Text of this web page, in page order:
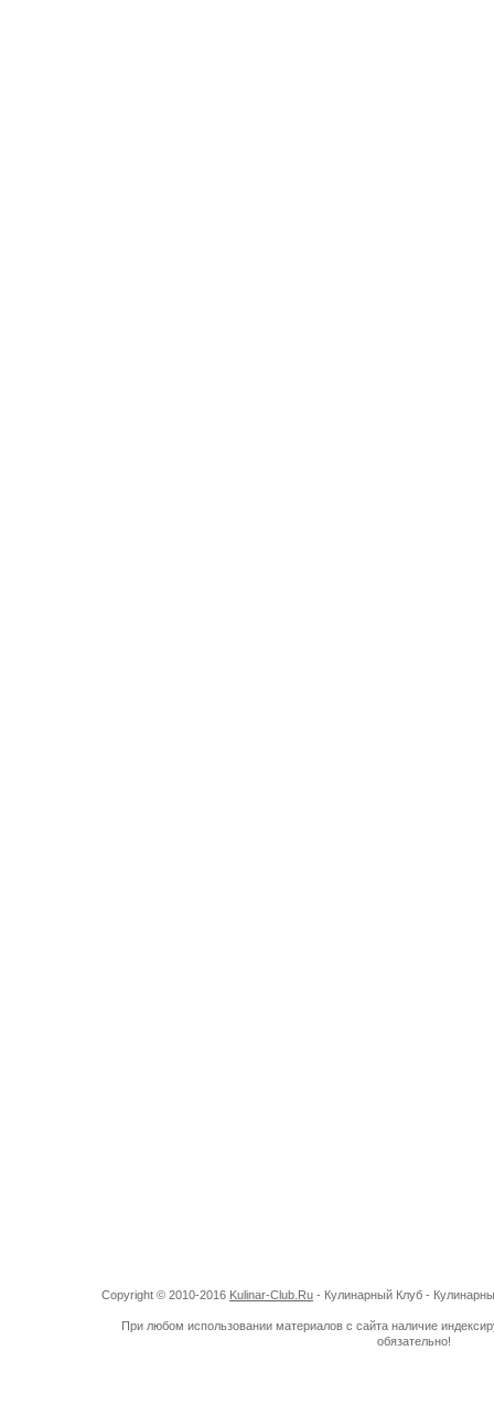
Copyright © 2010-2016 Kulinar-Club.Ru - Кулинарный Клуб -
При любом использовании материалов с сайта наличие
обязательно!